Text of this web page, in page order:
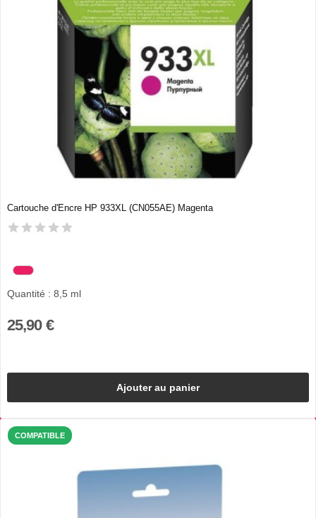
Cartouche d'Encre HP 933XL (CN055AE) Magenta
Quantité : 8,5 ml
25,90 €
Ajouter au panier
COMPATIBLE